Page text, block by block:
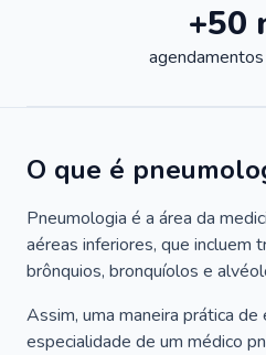
+50
O que é
Pneumologia é a área da
aéreas inferiores, que incluem
brônquios, bronquíolos e
Assim, uma maneira prática
especialidade de um médico